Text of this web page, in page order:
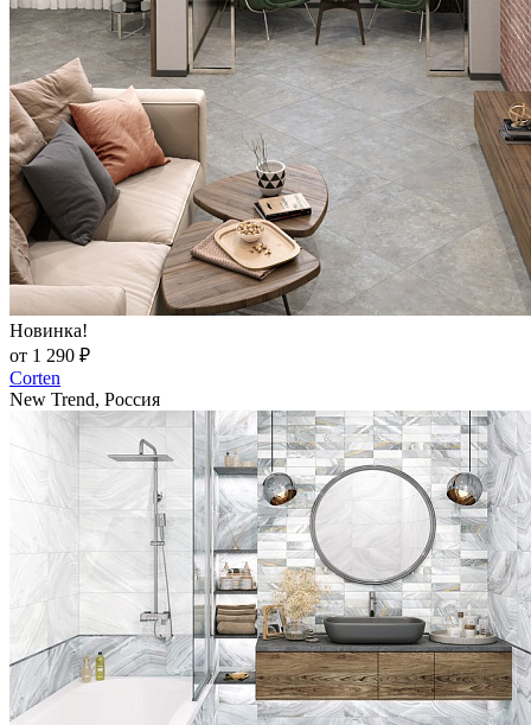
Новинка!
от 1 290 ₽
Corten
New Trend, Россия